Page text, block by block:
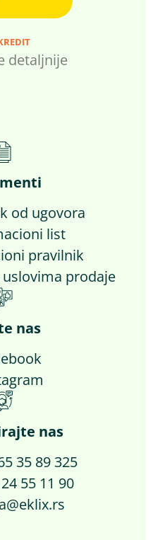
detaljnije
od ugovora
list
pravilnik
prodaje
nas
nas​
35 89 325
55 11 90